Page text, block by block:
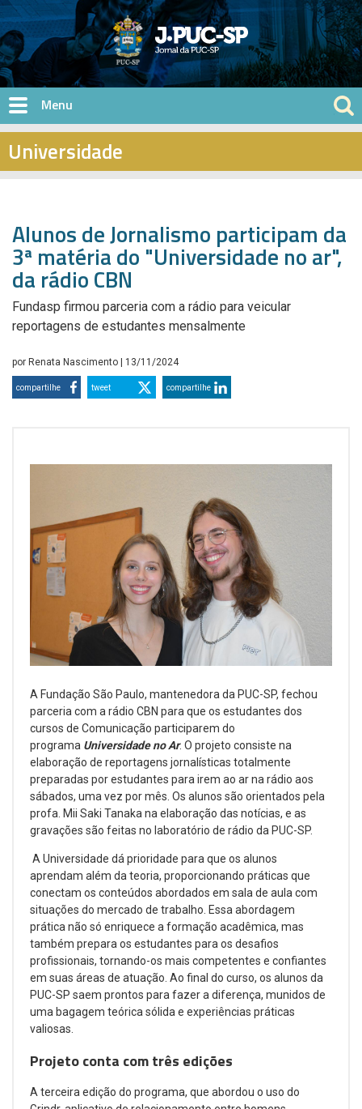
Pular para o conteúdo principal
Universidade
Alunos de Jornalismo participam da
3ª matéria do "Universidade no ar",
da rádio CBN
Fundasp firmou parceria com a rádio para veicular
reportagens de estudantes mensalmente
por Renata Nascimento | 13/11/2024
compartilhe tweet compartilhe
A Fundação São Paulo, mantenedora da PUC-SP, fechou
parceria com a rádio CBN para que os estudantes dos
cursos de Comunicação participarem do
programa Universidade no Ar. O projeto consiste na
elaboração de reportagens jornalísticas totalmente
preparadas por estudantes para irem ao ar na rádio aos
sábados, uma vez por mês. Os alunos são orientados pela
profa. Mii Saki Tanaka na elaboração das notícias, e as
gravações são feitas no laboratório de rádio da PUC-SP.
A Universidade dá prioridade para que os alunos
aprendam além da teoria, proporcionando práticas que
conectam os conteúdos abordados em sala de aula com
situações do mercado de trabalho. Essa abordagem
prática não só enriquece a formação acadêmica, mas
também prepara os estudantes para os desafios
profissionais, tornando-os mais competentes e confiantes
em suas áreas de atuação. Ao final do curso, os alunos da
PUC-SP saem prontos para fazer a diferença, munidos de
uma bagagem teórica sólida e experiências práticas
valiosas.
Projeto conta com três edições
A terceira edição do programa, que abordou o uso do